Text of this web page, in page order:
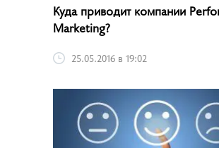
Куда приводит компании
Marketing?
25.05.2016 в 19:02